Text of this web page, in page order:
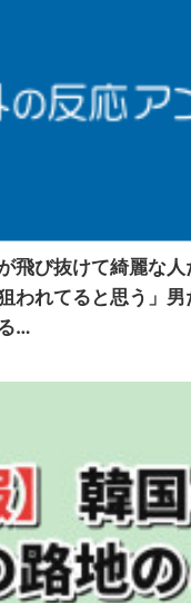
飛び抜けて綺麗な人
われてると思う」
…